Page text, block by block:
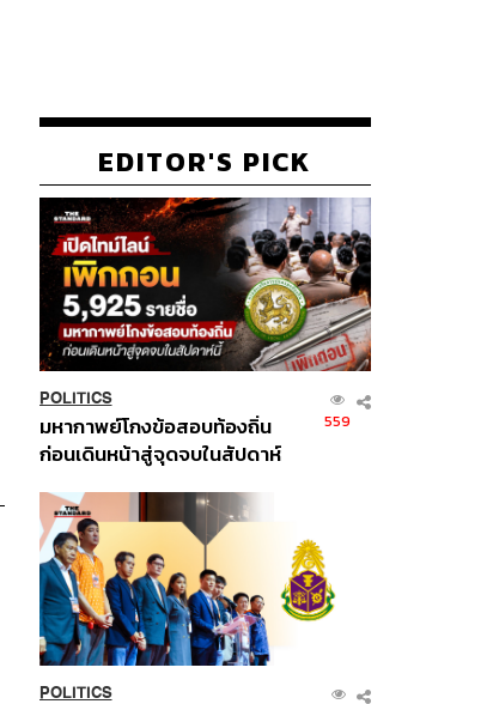
EDITOR'S PICK
POLITICS
มหากาพย์โกงข้อสอบท้องถิ่น
ก่อนเดินหน้าสู่จุดจบในสัปดาห์
559
POLITICS